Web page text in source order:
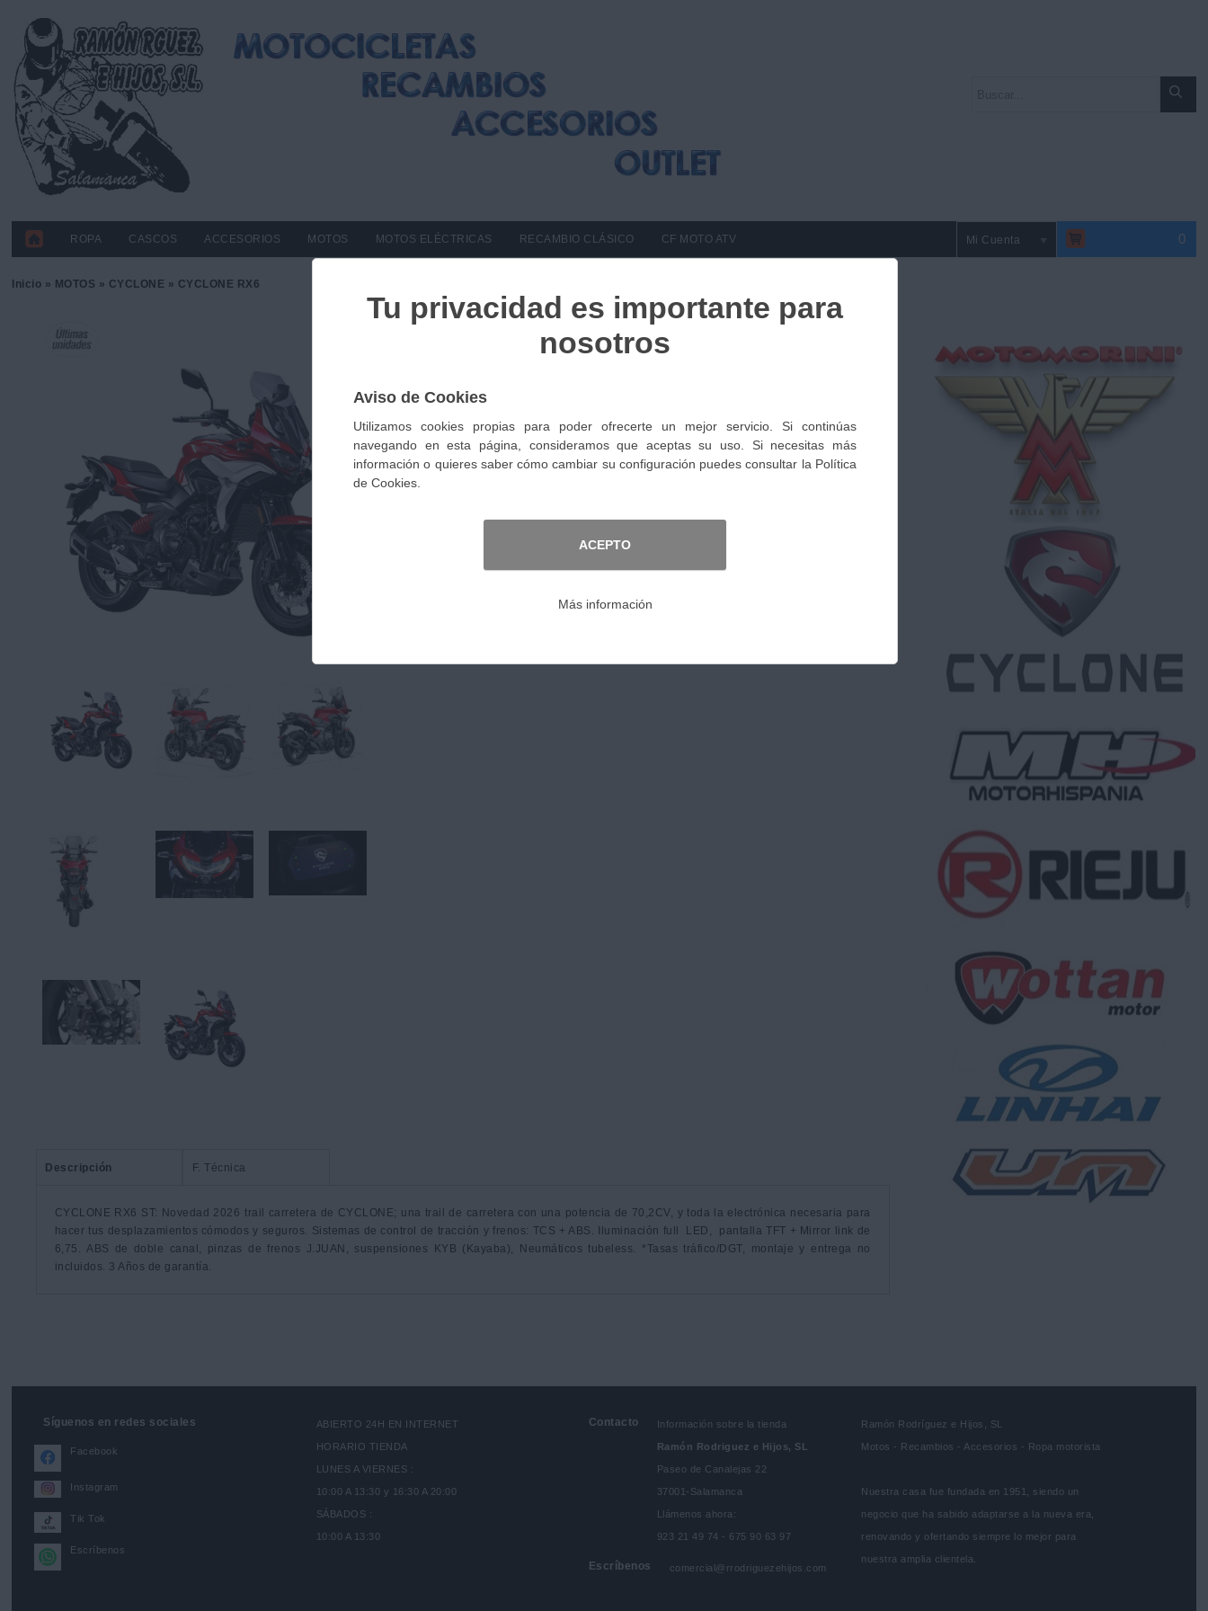
ROPA CASCOS ACCESORIOS MOTOS MOTOS ELÉCTRICAS RECAMBIO CLÁSICO CF MOTO ATV 0
Mi Cuenta
Inicio » MOTOS » CYCLONE » CYCLONE RX6
CYCLONE RX6
6490,00 €
Color Talla
Descripción F. Técnica
CYCLONE RX6 ST: Novedad 2026 trail carretera de CYCLONE; una trail de carretera con una potencia de 70,2CV, y toda la electrónica necesaria para
hacer tus desplazamientos cómodos y seguros. Sistemas de control de tracción y frenos: TCS + ABS. Iluminación full  LED,  pantalla TFT + Mirror link de
6,75. ABS de doble canal, pinzas de frenos J.JUAN, suspensiones KYB (Kayaba), Neumáticos tubeless. *Tasas tráfico/DGT, montaje y entrega no
incluidos. 3 Años de garantía.
Síguenos en redes sociales
Facebook
Instagram
Tik Tok
Escríbenos
ABIERTO 24H EN INTERNET
HORARIO TIENDA
LUNES A VIERNES :
10:00 A 13:30 y 16:30 A 20:00
SÁBADOS :
10:00 A 13:30
Contacto Información sobre la tienda
Ramón Rodriguez e Hijos, SL
Paseo de Canalejas 22
37001-Salamanca
Llámenos ahora:
923 21 49 74 - 675 90 63 97
Escríbenos comercial@rrodriguezehijos.com
Ramón Rodríguez e Hijos, SL
Motos - Recambios - Accesorios - Ropa motorista
Nuestra casa fue fundada en 1951, siendo un
negocio que ha sabido adaptarse a la nueva era,
renovando y ofertando siempre lo mejor para
nuestra amplia clientela.